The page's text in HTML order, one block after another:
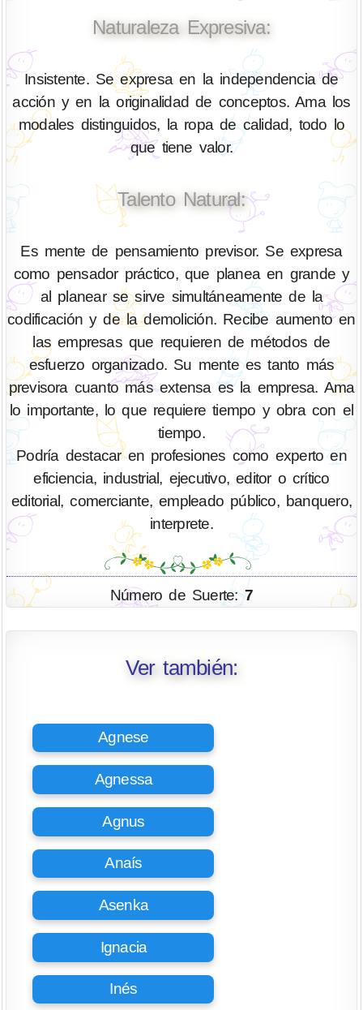
Naturaleza Expresiva:
Insistente. Se expresa en la independencia de
acción y en la originalidad de conceptos. Ama los
modales distinguidos, la ropa de calidad, todo lo
que tiene valor.
Talento Natural:
Es mente de pensamiento previsor. Se expresa
como pensador práctico, que planea en grande y
al planear se sirve simultáneamente de la
codificación y de la demolición. Recibe aumento en
las empresas que requieren de métodos de
esfuerzo organizado. Su mente es tanto más
previsora cuanto más extensa es la empresa. Ama
lo importante, lo que requiere tiempo y obra con el
tiempo.
Podría destacar en profesiones como experto en
eficiencia, industrial, ejecutivo, editor o crítico
editorial, comerciante, empleado público, banquero,
interprete.
Número de Suerte:7
Ver también:
Agnese
Agnessa
Agnus
Anaís
Asenka
Ignacia
Inés